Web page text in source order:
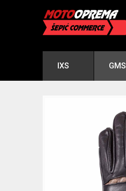
IXS GMS